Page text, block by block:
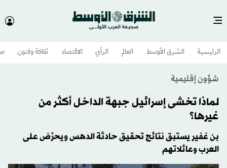
الرئيسية الشرق الأوسط​ العالم الرأي الاقتصاد ثقافة وفنون
شؤون إقليمية
لماذا تخشى إسرائيل جبهة الداخل أكثر من
غيرها؟
بن غفير يستبق نتائج تحقيق حادثة الدهس ويحرِّض على
العرب وعائلاتهم